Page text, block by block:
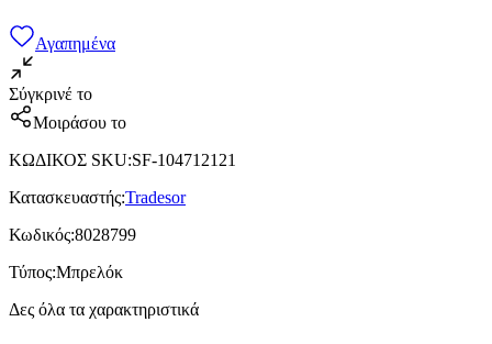
Αγαπημένα
Σύγκρινέ το
Μοιράσου το
ΚΩΔΙΚΟΣ SKU:SF-104712121
Κατασκευαστής:Tradesor
Κωδικός:8028799
Τύπος:Μπρελόκ
Δες όλα τα χαρακτηριστικά